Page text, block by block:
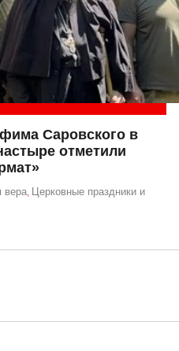
Саровского в
отметили
вера, Церковные праздники и